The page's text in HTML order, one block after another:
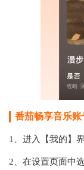
番茄畅享音乐
1、进入【我的】
2、在设置页面中